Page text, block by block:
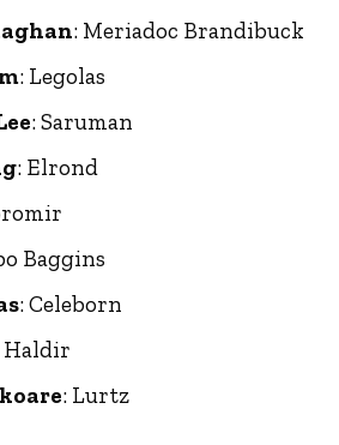
: Meriadoc Brandibuck
: Legolas
: Saruman
: Elrond
Baggins
: Celeborn
Haldir
: Lurtz